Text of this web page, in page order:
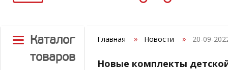
Каталог
товаров
Главная Новости 20-09-
Новые комплекты